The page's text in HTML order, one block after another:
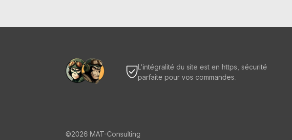
L’intégralité du site est en https, sécurité
parfaite pour vos commandes.
©2026 MAT-Consulting